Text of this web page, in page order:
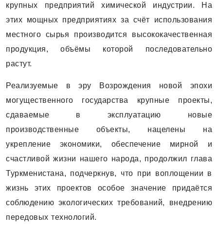
крупных предприятий химической индустрии. На
этих мощных предприятиях за счёт использования
местного сырья производится высококачественная
продукция, объёмы которой последовательно
растут.
Реализуемые в эру Возрождения новой эпохи
могущественного государства крупные проекты,
сдаваемые в эксплуатацию новые
производственные объекты, нацелены на
укрепление экономики, обеспечение мирной и
счастливой жизни нашего народа, продолжил глава
Туркменистана, подчеркнув, что при воплощении в
жизнь этих проектов особое значение придаётся
соблюдению экологических требований, внедрению
передовых технологий.